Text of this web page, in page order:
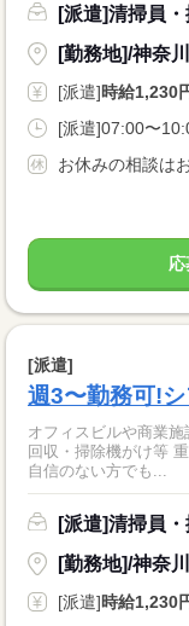
[派遣]清掃員
[勤務地]/神奈
[派遣]時給1,230
[派遣]07:00〜
お休みの相談は
応
[派遣]
週3〜勤務可!
オフィスビルや商業
回収・掃除機がけ等
自信のない方でも...
[派遣]清掃員
[勤務地]/神奈
[派遣]時給1,230